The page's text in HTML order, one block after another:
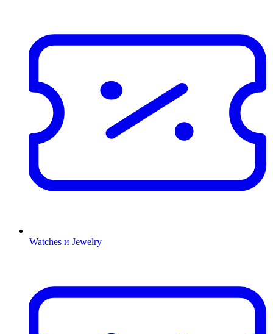
Watches и Jewelry